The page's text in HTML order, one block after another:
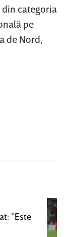
categoria
pe
de Nord,
”Este